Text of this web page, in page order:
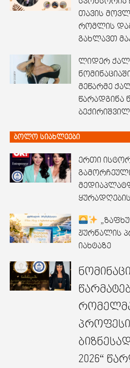
თავის
რომლის
გახლავთ
ლიდერ
მეწარმე
წარადგინა
ბოლო სიახლეები
ერთი
ჟურნალის
იახტაზე
2026“